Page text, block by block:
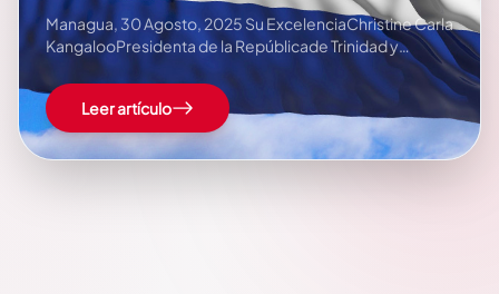
Managua, 30 Agosto, 2025 Su ExcelenciaChristine Carla
KangalooPresidenta de la Repúblicade Trinidad y
TobagoPuerto de España Estimada Primer Ministra, En
nombre del Pueblo y Gobierno de Reconciliación y
Unidad Nacional de la República de Nicaragua y en
nuestro propio nombre,…
Leer artículo